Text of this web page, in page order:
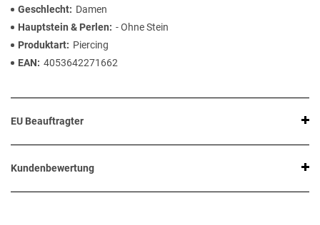
Geschlecht
Damen
Hauptstein & Perlen
- Ohne Stein
Produktart
Piercing
EAN
4053642271662
EU Beauftragter
Kundenbewertung